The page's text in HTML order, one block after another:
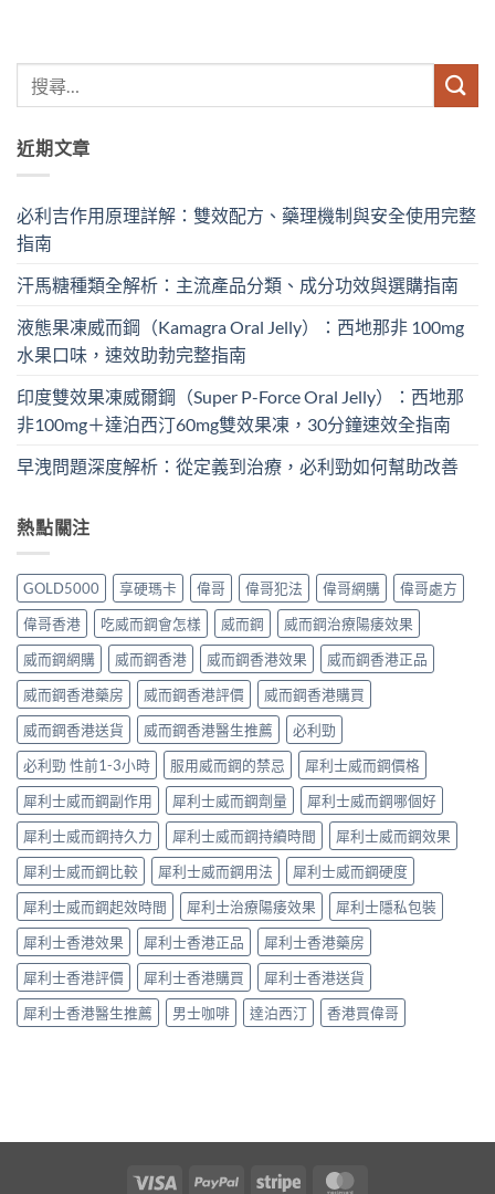
近期文章
必利吉作用原理詳解：雙效配方、藥理機制與安全使用完整
指南
汗馬糖種類全解析：主流產品分類、成分功效與選購指南
液態果凍威而鋼（Kamagra Oral Jelly）：西地那非 100mg​
水果口味，速效助勃完整指南
印度雙效果凍威爾鋼（Super P-Force Oral Jelly）：西地那
非100mg＋達泊西汀60mg雙效果凍，30分鐘速效全指南
早洩問題深度解析：從定義到治療，必利勁如何幫助改善
熱點關注
GOLD5000 享硬瑪卡 偉哥 偉哥犯法 偉哥網購
偉哥處方
偉哥香港
吃威而鋼會怎樣 威而鋼
威而鋼治療陽痿效果
威而鋼網購
威而鋼香港 威而鋼香港效果
威而鋼香港正品
威而鋼香港藥房
威而鋼香港評價
威而鋼香港購買
威而鋼香港送貨
威而鋼香港醫生推薦
必利勁
必利勁 性前1-3小時
服用威而鋼的禁忌
犀利士威而鋼價格
犀利士威而鋼副作用
犀利士威而鋼劑量
犀利士威而鋼哪個好
犀利士威而鋼持久力
犀利士威而鋼持續時間
犀利士威而鋼效果
犀利士威而鋼比較
犀利士威而鋼用法
犀利士威而鋼硬度
犀利士威而鋼起效時間
犀利士治療陽痿效果
犀利士隱私包裝
犀利士香港效果
犀利士香港正品
犀利士香港藥房
犀利士香港評價
犀利士香港購買
犀利士香港送貨
犀利士香港醫生推薦
男士咖啡 達泊西汀 香港買偉哥
Visa PayPal Stripe